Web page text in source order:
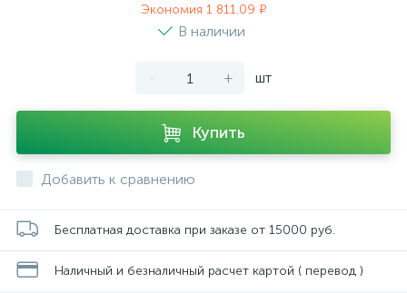
Экономия 1 811.09 ₽
В наличии
- + шт
Купить
Добавить к сравнению
Бесплатная доставка при заказе от 15000 руб.
Наличный и безналичный расчет картой ( перевод )